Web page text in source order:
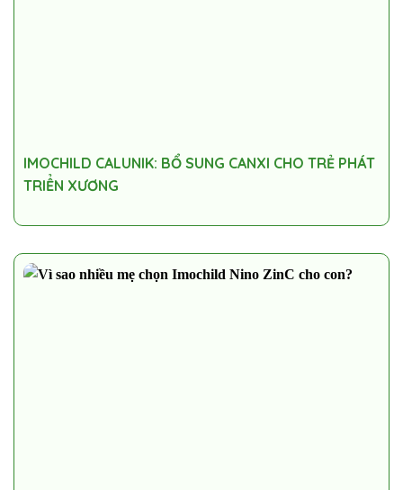
IMOCHILD CALUNIK: BỔ SUNG CANXI CHO TRẺ PHÁT
TRIỂN XƯƠNG